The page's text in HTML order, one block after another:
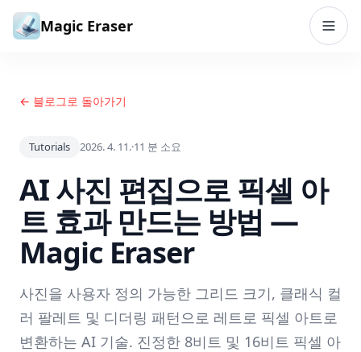
본문으로 건너뛰기
Magic Eraser
← 블로그로 돌아가기
Tutorials 2026. 4. 11.·11 분 소요
AI 사진 편집으로 픽셀 아
트 효과 만드는 방법 —
Magic Eraser
사진을 사용자 정의 가능한 그리드 크기, 클래식 컬
러 팔레트 및 디더링 패턴으로 레트로 픽셀 아트로
변환하는 AI 기술. 진정한 8비트 및 16비트 픽셀 아